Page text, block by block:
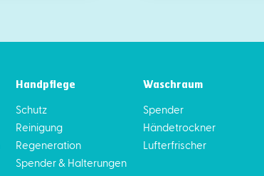
Handpflege
Schutz
Reinigung
Regeneration
Spender & Halterungen
Waschraum
Spender
Händetrockner
Lufterfrischer